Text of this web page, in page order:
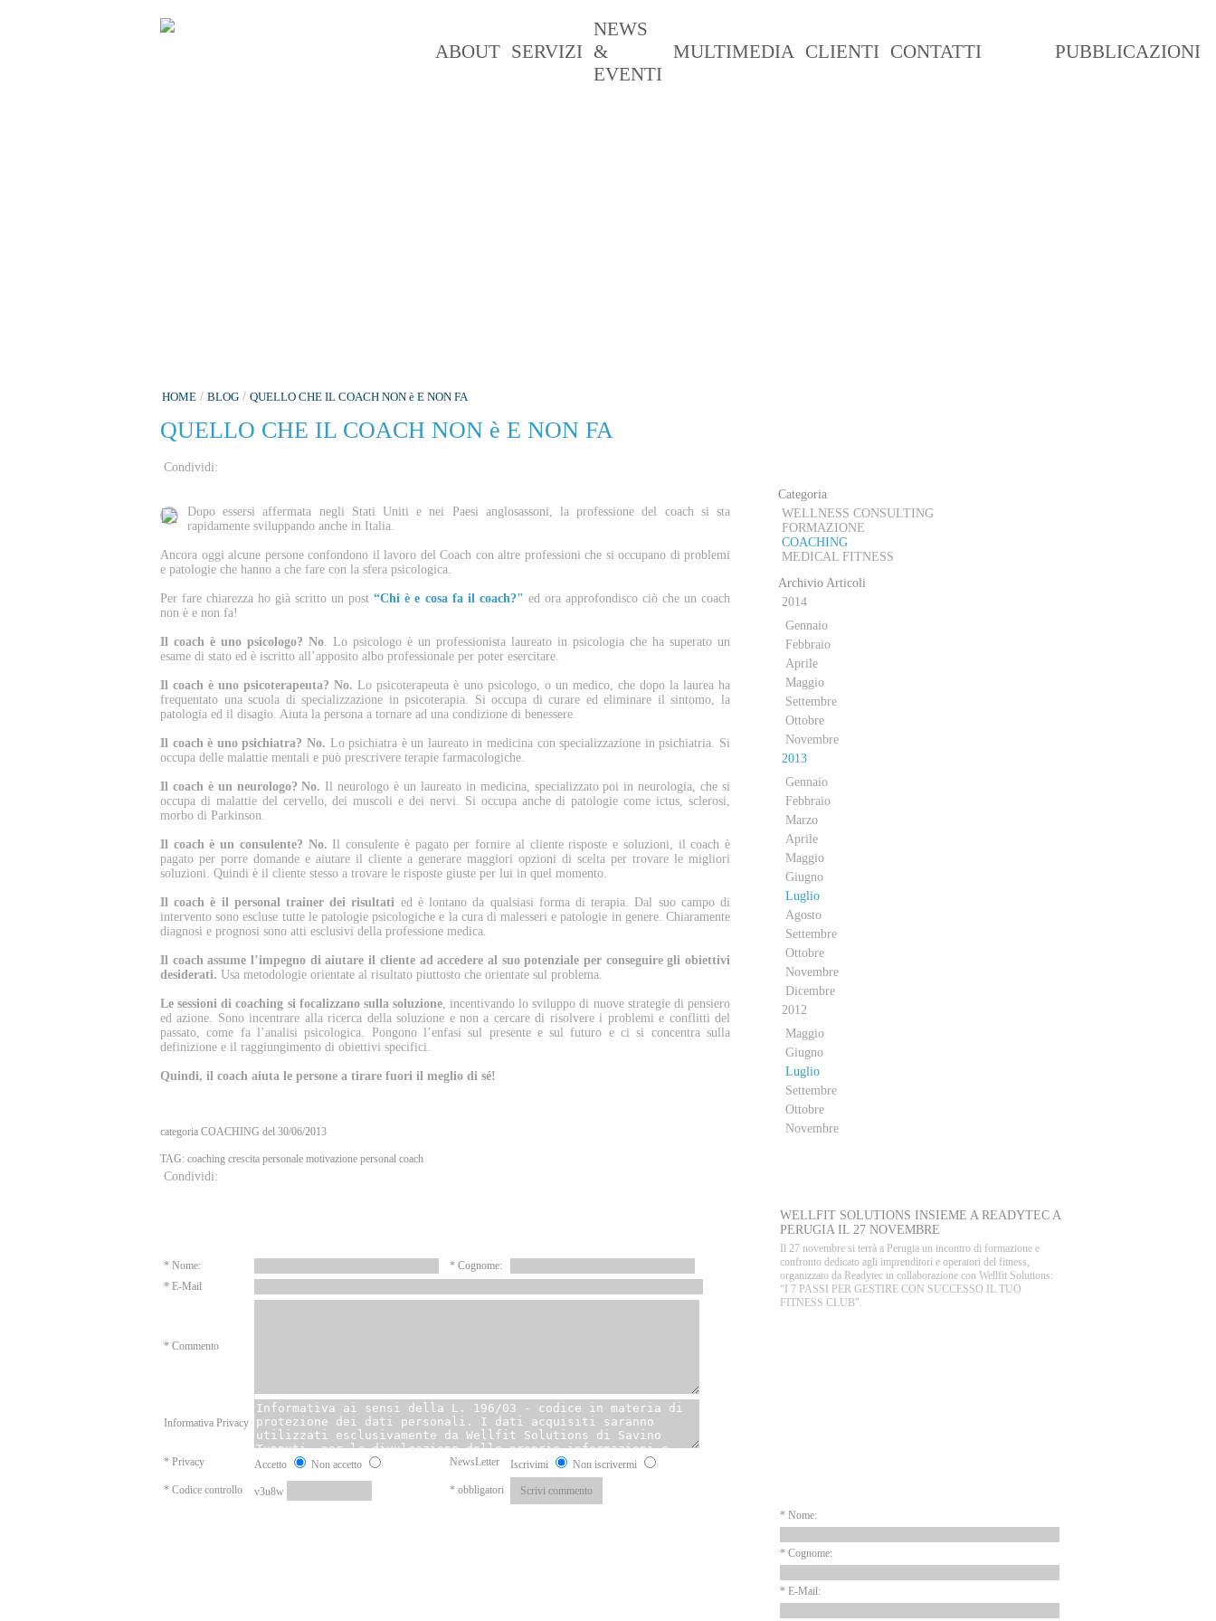
ABOUT SERVIZI
NEWS
&
EVENTI
MULTIMEDIA CLIENTI CONTATTI PUBBLICAZIONI
HOME / BLOG / QUELLO CHE IL COACH NON è E NON FA
QUELLO CHE IL COACH NON è E NON FA
Condividi:
Dopo essersi affermata negli Stati Uniti e nei Paesi anglosassoni, la professione del coach si sta
rapidamente sviluppando anche in Italia.
Ancora oggi alcune persone confondono il lavoro del Coach con altre professioni che si occupano di problemi
e patologie che hanno a che fare con la sfera psicologica.
Per fare chiarezza ho già scritto un post“Chi è e cosa fa il coach?" ed ora approfondisco ciò che un coach
non è e non fa!
Il coach è uno psicologo? No. Lo psicologo è un professionista laureato in psicologia che ha superato un
esame di stato ed è iscritto all’apposito albo professionale per poter esercitare.
Il coach è uno psicoterapeuta? No. Lo psicoterapeuta è uno psicologo, o un medico, che dopo la laurea ha
frequentato una scuola di specializzazione in psicoterapia. Si occupa di curare ed eliminare il sintomo, la
patologia ed il disagio. Aiuta la persona a tornare ad una condizione di benessere.
Il coach è uno psichiatra? No. Lo psichiatra è un laureato in medicina con specializzazione in psichiatria. Si
occupa delle malattie mentali e può prescrivere terapie farmacologiche.
Il coach è un neurologo? No. Il neurologo è un laureato in medicina, specializzato poi in neurologia, che si
occupa di malattie del cervello, dei muscoli e dei nervi. Si occupa anche di patologie come ictus, sclerosi,
morbo di Parkinson.
Il coach è un consulente? No. Il consulente è pagato per fornire al cliente risposte e soluzioni, il coach è
pagato per porre domande e aiutare il cliente a generare maggiori opzioni di scelta per trovare le migliori
soluzioni. Quindi è il cliente stesso a trovare le risposte giuste per lui in quel momento.
Il coach è il personal trainer dei risultati ed è lontano da qualsiasi forma di terapia. Dal suo campo di
intervento sono escluse tutte le patologie psicologiche e la cura di malesseri e patologie in genere. Chiaramente
diagnosi e prognosi sono atti esclusivi della professione medica.
Il coach assume l’impegno di aiutare il cliente ad accedere al suo potenziale per conseguire gli obiettivi
desiderati. Usa metodologie orientate al risultato piuttosto che orientate sul problema.
Le sessioni di coaching si focalizzano sulla soluzione, incentivando lo sviluppo di nuove strategie di pensiero
ed azione. Sono incentrare alla ricerca della soluzione e non a cercare di risolvere i problemi e conflitti del
passato, come fa l’analisi psicologica. Pongono l’enfasi sul presente e sul futuro e ci si concentra sulla
definizione e il raggiungimento di obiettivi specifici.
Quindi, il coach aiuta le persone a tirare fuori il meglio di sé!
categoria COACHING del 30/06/2013
TAG: coaching crescita personale motivazione personal coach
Condividi:
* Nome:
* Cognome:
* E-Mail
* Commento
Informativa Privacy
* Privacy Accetto Non accetto NewsLetter Iscrivimi
Non iscrivermi
* Codice controllo
v3u8w * obbligatori
Categoria
WELLNESS CONSULTING
FORMAZIONE
COACHING
MEDICAL FITNESS
Archivio Articoli
2014
Gennaio
Febbraio
Aprile
Maggio
Settembre
Ottobre
Novembre
2013
Gennaio
Febbraio
Marzo
Aprile
Maggio
Giugno
Luglio
Agosto
Settembre
Ottobre
Novembre
Dicembre
2012
Maggio
Giugno
Luglio
Settembre
Ottobre
Novembre
WELLFIT SOLUTIONS INSIEME A READYTEC A
PERUGIA IL 27 NOVEMBRE
Il 27 novembre si terrà a Perugia un incontro di formazione e
confronto dedicato agli imprenditori e operatori del fitness,
organizzato da Readytec in collaborazione con Wellfit Solutions:
“I 7 PASSI PER GESTIRE CON SUCCESSO IL TUO
FITNESS CLUB".
* Nome:
* Cognome:
* E-Mail: